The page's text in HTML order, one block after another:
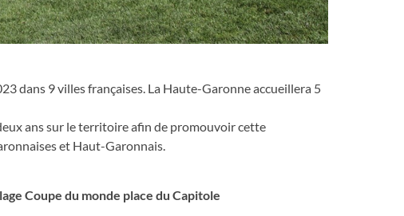
dans 9 villes françaises. La Haute-Garonne accueillera 5
ans sur le territoire afin de promouvoir cette
et Haut-Garonnais.
Coupe du monde place du Capitole